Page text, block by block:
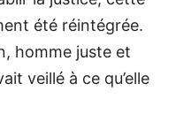
été réintégrée.
homme juste et
veillé à ce qu’elle